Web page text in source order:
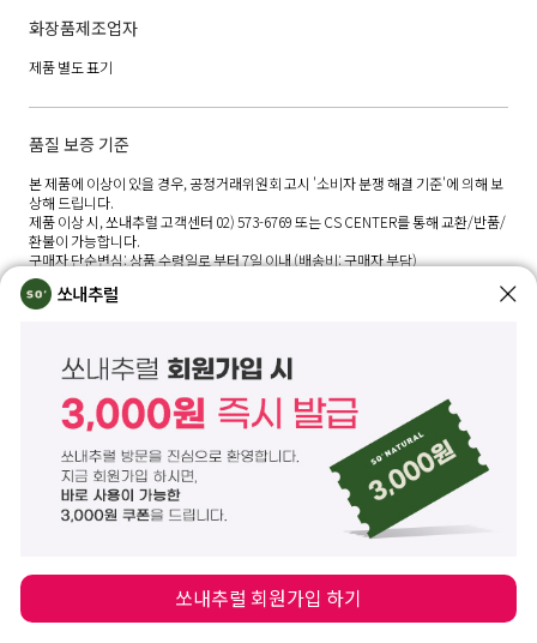
화장품제조업자
제품 별도 표기
품질 보증 기준
본 제품에 이상이 있을 경우, 공정거래위원회 고시 '소비자 분쟁 해결 기준'에 의해 보
상해 드립니다.
제품 이상 시, 쏘내추럴 고객센터 02) 573-6769 또는 CS CENTER를 통해 교환/반품/
환불이 가능합니다.
구매자 단순변심: 상품 수령일로 부터 7일 이내 (배송비: 구매자 부담)
상품하자/표시, 광고와 상이: 상품 수령 후 3개월 이내 및 표시. 광고와 다른 사실을 안
날 또는 알 수 있었던 날부터 30일 이내 (배송비: 판매자 부담)
A/S 책임자 및 전화번호
쏘내추럴 고객관리센터 02)573-6769 / 02)575-6716
쏘내추럴
쏘내추럴 회원가입 하기